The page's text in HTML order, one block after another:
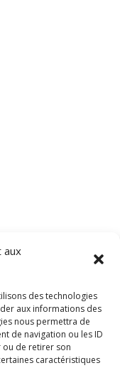
aux
des technologies
aux informations des
nous permettra de
de navigation ou les ID
ou de retirer son
caractéristiques